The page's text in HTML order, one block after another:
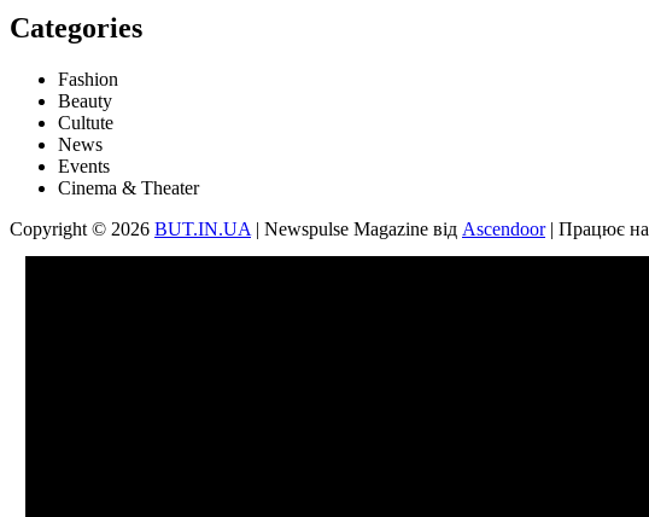
Categories
Fashion
Beauty
Cultute
News
Events
Cinema & Theater
Copyright © 2026 BUT.IN.UA | Newspulse Magazine від Ascendoor| Працює на